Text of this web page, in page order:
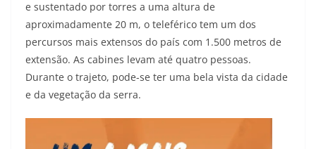
e sustentado por torres a uma altura de
aproximadamente 20 m, o teleférico tem um dos
percursos mais extensos do país com 1.500 metros de
extensão. As cabines levam até quatro pessoas.
Durante o trajeto, pode-se ter uma bela vista da cidade
e da vegetação da serra.